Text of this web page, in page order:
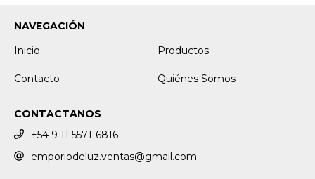
NAVEGACIÓN
Inicio
Productos
Contacto Quiénes Somos
CONTACTANOS
+54 9 11 5571-6816
emporiodeluz.ventas@gmail.com